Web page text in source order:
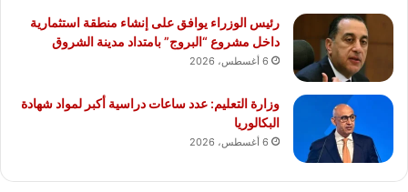
رئيس الوزراء يوافق على إنشاء منطقة استثمارية
داخل مشروع “البروج” بامتداد مدينة الشروق
6 أغسطس، 2026
وزارة التعليم: عدد ساعات دراسية أكبر لمواد شهادة
البكالوريا
6 أغسطس، 2026